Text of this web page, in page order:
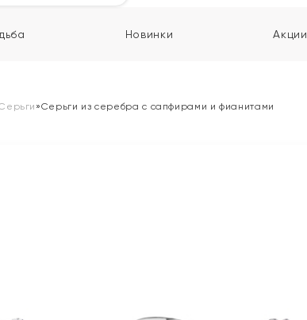
Новинки Акции
»Серьги из серебра с сапфирами и фианитами